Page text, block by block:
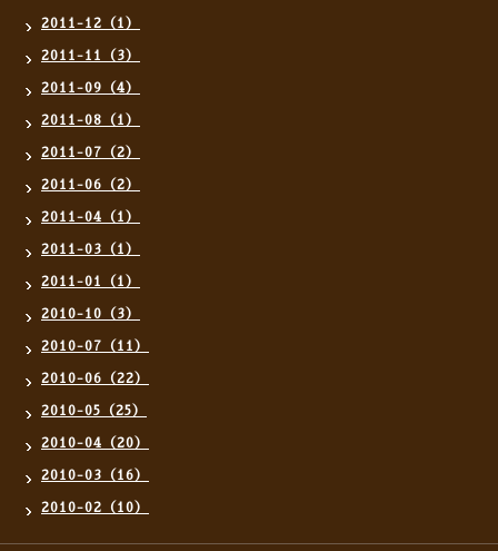
2011-12（1）
2011-11（3）
2011-09（4）
2011-08（1）
2011-07（2）
2011-06（2）
2011-04（1）
2011-03（1）
2011-01（1）
2010-10（3）
2010-07（11）
2010-06（22）
2010-05（25）
2010-04（20）
2010-03（16）
2010-02（10）